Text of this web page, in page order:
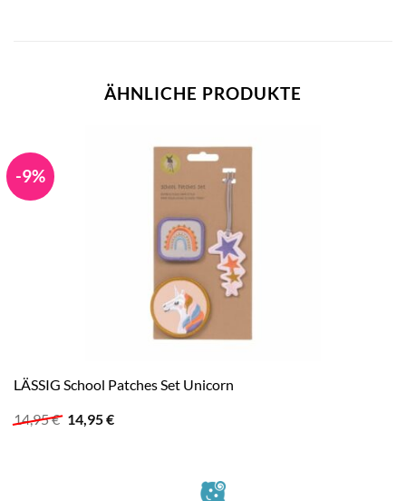
ÄHNLICHE PRODUKTE
-9%
LÄSSIG School Patches Set Unicorn
14,95€ Ursprünglicher
Preis
14,95€Aktueller